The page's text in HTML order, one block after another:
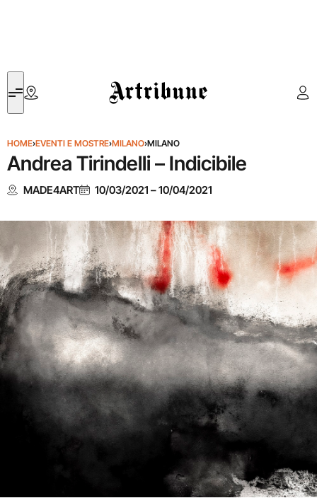
Artribune
HOME›EVENTI E MOSTRE›MILANO›MILANO
Andrea Tirindelli – Indicibile
MADE4ART 10/03/2021 –10/04/2021